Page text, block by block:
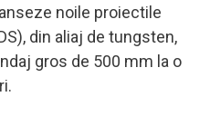
noile proiectile
din aliaj de tungsten,
gros de 500 mm la o